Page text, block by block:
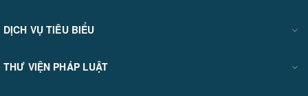
DỊCH VỤ TIÊU BIỂU
THƯ VIỆN PHÁP LUẬT